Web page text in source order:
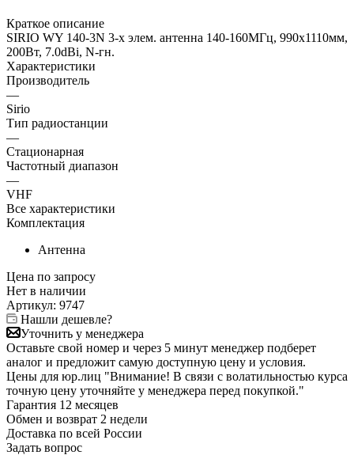
Краткое описание
SIRIO WY 140-3N 3-х элем. антенна 140-160МГц, 990х1110мм,
200Вт, 7.0dBi, N-гн.
Характеристики
Производитель
—
Sirio
Тип радиостанции
—
Стационарная
Частотный диапазон
—
VHF
Все характеристики
Комплектация
Антенна
Цена по запросу
Нет в наличии
Артикул: 9747
Нашли дешевле?
Уточнить у менеджера
Оставьте свой номер и через 5 минут менеджер подберет
аналог и предложит самую доступную цену и условия.
Цены для юр.лиц "Внимание! В связи с волатильностью курса
точную цену уточняйте у менеджера перед покупкой."
Гарантия 12 месяцев
Обмен и возврат 2 недели
Доставка по всей России
Задать вопрос